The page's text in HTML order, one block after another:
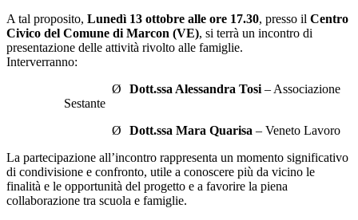
A tal proposito, Lunedì 13 ottobre alle ore 17.30, presso il Centro
Civico del Comune di Marcon (VE), si terrà un incontro di
presentazione delle attività rivolto alle famiglie.
Interverranno:
Ø
Dott.ssa Alessandra Tosi – Associazione
Sestante
Ø
Dott.ssa Mara Quarisa – Veneto Lavoro
La partecipazione all’incontro rappresenta un momento significativo
di condivisione e confronto, utile a conoscere più da vicino le
finalità e le opportunità del progetto e a favorire la piena
collaborazione tra scuola e famiglie.